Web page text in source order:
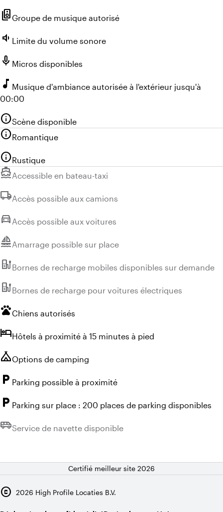
speaker_groupGroupe de musique autorisé
volume_down Limite du volume sonore
mic Micros disponibles
music_note Musique d'ambiance autorisée à l'extérieur jusqu'à
00:00
infoScène disponible
infoRomantique
infoRustique
directions_boat Indisponible :
Accessible en bateau-taxi
local_shipping Indisponible :
Accès possible aux camions
directions_car Indisponible :
Accès possible aux voitures
sailing Indisponible :
Amarrage possible sur place
ev_stationIndisponible :
Bornes de recharge mobiles disponibles sur demande
ev_stationIndisponible :
Bornes de recharge pour voitures électriques
petsChiens autorisés
hotelHôtels à proximité à 15 minutes à pied
campingOptions de camping
local_parking Parking possible à proximité
local_parking Parking sur place : 200 places de parking disponibles
airport_shuttleIndisponible :
Service de navette disponible
Certifié meilleur site 2026
copyright 2026 High Profile Locaties B.V.